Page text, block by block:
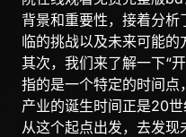
背景和重要性，接着分
临的挑战以及未来可能的
其次，我们来了解一下“
指的是一个特定的时间
产业的诞生时间正是20
从这个起点出发，去发现